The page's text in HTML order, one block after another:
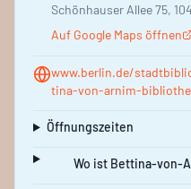
Schönhauser Allee 75,
Auf Google Maps öffnen
www.berlin.de/
tina-von-arnim-
Öffnungszeiten
Wo ist Bettina-von-